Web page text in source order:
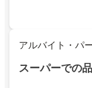
アルバイト・パ
スーパーでの